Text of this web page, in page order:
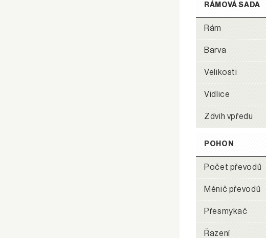
RÁMOVÁ SADA
Rám
Barva
Velikosti
Vidlice
Zdvih vpředu
POHON
Počet převodů
Měnič převodů
Přesmykač
Řazení